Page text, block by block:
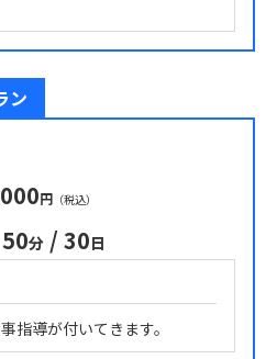
ン
円 （税込）
50分 / 30日
指導が付いてきます。